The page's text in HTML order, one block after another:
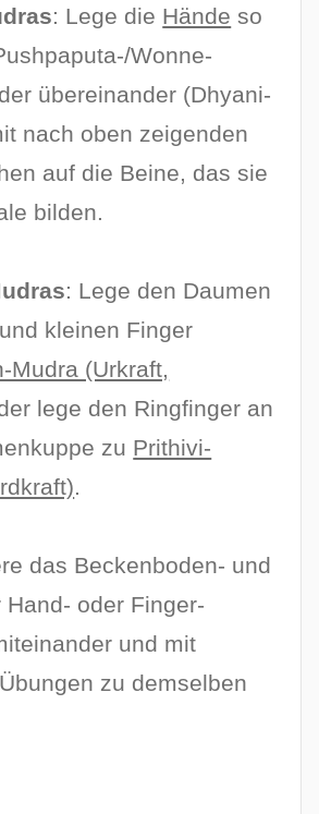
: Lege die Hände so
Wonne-
übereinander (Dhyani-
nach oben zeigenden
auf die Beine, das sie
bilden.
: Lege den Daumen
kleinen Finger
Mudra (Urkraft,
lege den Ringfinger an
zu Prithivi-
das Beckenboden- und
Hand- oder Finger-
und mit
zu demselben